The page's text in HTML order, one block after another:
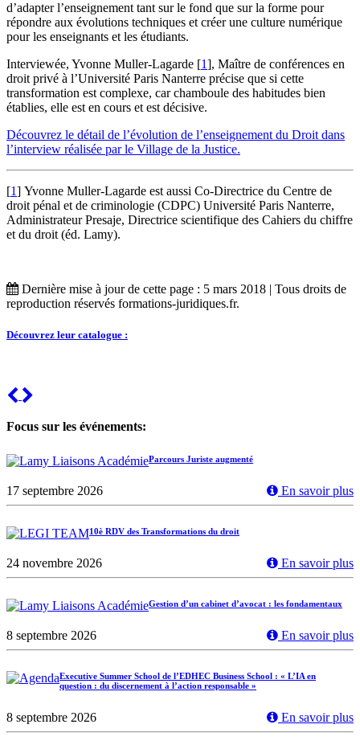
d’adapter l’enseignement tant sur le fond que sur la forme pour
répondre aux évolutions techniques et créer une culture numérique
pour les enseignants et les étudiants.
Interviewée, Yvonne Muller-Lagarde [1], Maître de conférences en
droit privé à l’Université Paris Nanterre précise que si cette
transformation est complexe, car chamboule des habitudes bien
établies, elle est en cours et est décisive.
Découvrez le détail de l’évolution de l’enseignement du Droit dans
l’interview réalisée par le Village de la Justice.
[1] Yvonne Muller-Lagarde est aussi Co-Directrice du Centre de
droit pénal et de criminologie (CDPC) Université Paris Nanterre,
Administrateur Presaje, Directrice scientifique des Cahiers du chiffre
et du droit (éd. Lamy).
Dernière mise à jour de cette page : 5 mars 2018 | Tous droits de
reproduction réservés formations-juridiques.fr.
Découvrez leur catalogue :
Previous
Focus sur les événements:
Parcours Juriste augmenté
17 septembre 2026 En savoir plus
10è RDV des Transformations du droit
24 novembre 2026 En savoir plus
Gestion d’un cabinet d’avocat : les fondamentaux
8 septembre 2026 En savoir plus
Executive Summer School de l’EDHEC Business School : « L’IA en
question : du discernement à l’action responsable »
8 septembre 2026 En savoir plus